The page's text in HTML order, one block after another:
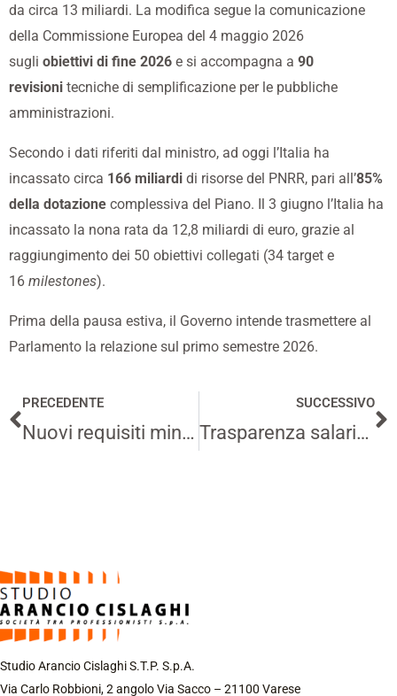
da circa 13 miliardi. La modifica segue la comunicazione
della Commissione Europea del 4 maggio 2026
sugli obiettivi di fine 2026 e si accompagna a 90
revisioni tecniche di semplificazione per le pubbliche
amministrazioni.
Secondo i dati riferiti dal ministro, ad oggi l’Italia ha
incassato circa 166 miliardi di risorse del PNRR, pari all’85%
della dotazione complessiva del Piano. Il 3 giugno l’Italia ha
incassato la nona rata da 12,8 miliardi di euro, grazie al
raggiungimento dei 50 obiettivi collegati (34 target e
16 milestones).
Prima della pausa estiva, il Governo intende trasmettere al
Parlamento la relazione sul primo semestre 2026.
Precedente
PRECEDENTE
Nuovi requisiti minimi per le prestazioni energetiche degli edifici
SUCCESSIVO
Trasparenza salariale dal 7 giugno: gli obblighi del DLgs. 96/2026 per le imprese
Studio Arancio Cislaghi S.T.P. S.p.A.
Via Carlo Robbioni, 2 angolo Via Sacco – 21100 Varese